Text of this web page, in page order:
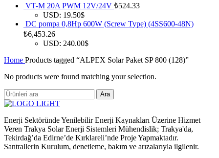
VT-M 20A PWM 12V/24V ₺524.33
USD: 19.50$
DC pompa 0,8Hp 600W (Screw Type) (4SS600-48N)
₺6,453.26
USD: 240.00$
Home Products tagged “ALPEX Solar Paket SP 800 (128)”
No products were found matching your selection.
Ara
Enerji Sektöründe Yenilebilir Enerji Kaynakları Üzerine Hizmet
Veren Trakya Solar Enerji Sistemleri Mühendislik; Trakya'da,
Tekirdağ’da Edirne’de Kırklareli’nde Proje Yapmaktadır.
Santrallerin Kurulum, denetleme, bakım ve arızalarıyla ilgilenir.